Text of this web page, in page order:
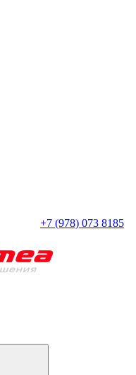
+7 (978) 073 8185